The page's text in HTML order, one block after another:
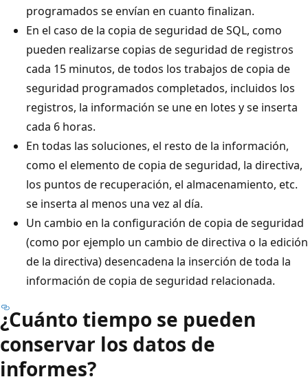
programados se envían en cuanto finalizan.
En el caso de la copia de seguridad de SQL, como
pueden realizarse copias de seguridad de registros
cada 15 minutos, de todos los trabajos de copia de
seguridad programados completados, incluidos los
registros, la información se une en lotes y se inserta
cada 6 horas.
En todas las soluciones, el resto de la información,
como el elemento de copia de seguridad, la directiva,
los puntos de recuperación, el almacenamiento, etc.
se inserta al menos una vez al día.
Un cambio en la configuración de copia de seguridad
(como por ejemplo un cambio de directiva o la edición
de la directiva) desencadena la inserción de toda la
información de copia de seguridad relacionada.
¿Cuánto tiempo se pueden
conservar los datos de
informes?